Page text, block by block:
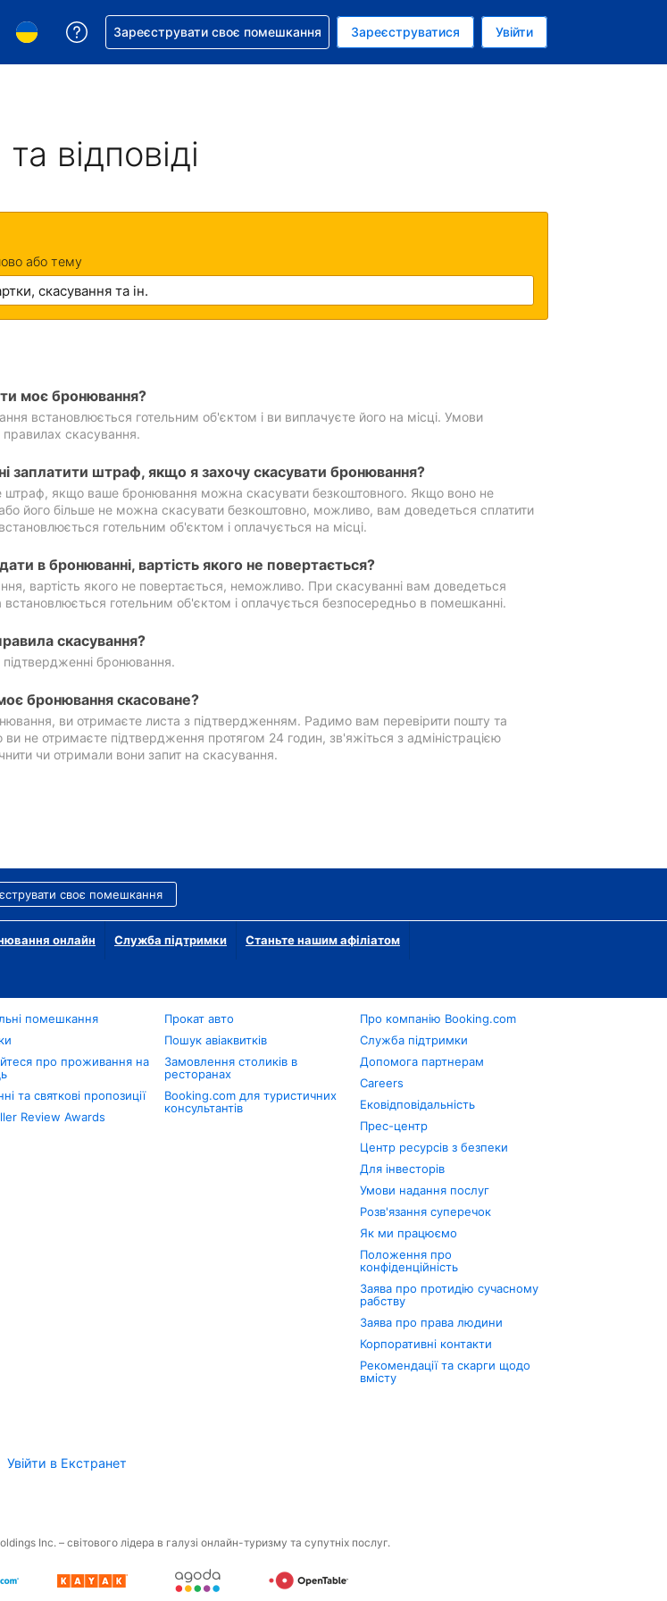
валюту. Ваша поточна валюта: Долар США
Виберіть мову. Ваша поточна мова: Українською
Отримайте допомогу з бронюванням
Зареєструвати своє помешкання Зареєструватися Увійти
відповіді
або тему
моє бронювання?
встановлюється готельним об'єктом і ви виплачуєте його на місці. Умови
скасування.
заплатити штраф, якщо я захочу скасувати бронювання?
штраф, якщо ваше бронювання можна скасувати безкоштовного. Якщо воно не
його більше не можна скасувати безкоштовно, можливо, вам доведеться сплатити
готельним об'єктом і оплачується на місці.
в бронюванні, вартість якого не повертається?
вартість якого не повертається, неможливо. При скасуванні вам доведеться
готельним об'єктом і оплачується безпосередньо в помешканні.
скасування?
бронювання.
бронювання скасоване?
ви отримаєте листа з підтвердженням. Радимо вам перевірити пошту та
не отримаєте підтвердження протягом 24 годин, зв'яжіться з адміністрацією
чи отримали вони запит на скасування.
своє помешкання
онлайн Служба підтримки Станьте нашим афіліатом
помешкання
про проживання на
та святкові пропозиції
Review Awards
Прокат авто
Пошук авіаквитків
Замовлення столиків в
ресторанах
Booking.com для туристичних
консультантів
Про компанію Booking.com
Служба підтримки
Допомога партнерам
Careers
Ековідповідальність
Прес-центр
Центр ресурсів з безпеки
Для інвесторів
Умови надання послуг
Розв'язання суперечок
Як ми працюємо
Положення про
конфіденційність
Заява про протидію сучасному
рабству
Заява про права людини
Корпоративні контакти
Рекомендації та скарги щодо
вмісту
Увійти в Екстранет
Inc. – світового лідера в галузі онлайн-туризму та супутніх послуг.